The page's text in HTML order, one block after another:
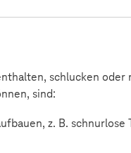
schlucken
sind:
z. B. schnurlose